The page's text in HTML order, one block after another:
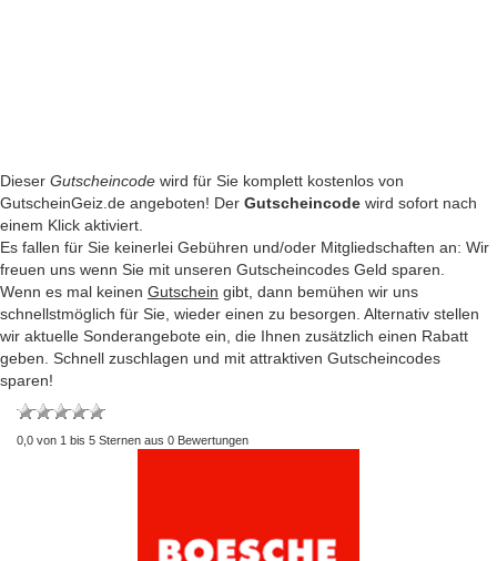
Dieser Gutscheincode wird für Sie komplett kostenlos von
GutscheinGeiz.de angeboten! Der Gutscheincode wird sofort nach
einem Klick aktiviert.
Es fallen für Sie keinerlei Gebühren und/oder Mitgliedschaften an: Wir
freuen uns wenn Sie mit unseren Gutscheincodes Geld sparen.
Wenn es mal keinen Gutschein gibt, dann bemühen wir uns
schnellstmöglich für Sie, wieder einen zu besorgen. Alternativ stellen
wir aktuelle Sonderangebote ein, die Ihnen zusätzlich einen Rabatt
geben. Schnell zuschlagen und mit attraktiven Gutscheincodes
sparen!
0,0 von 1 bis 5 Sternen aus 0 Bewertungen